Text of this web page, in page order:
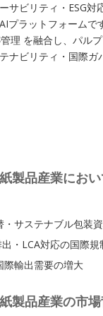
サビリティ・ESG対
プラットフォームで
理 を融合し、パル
ナビリティ・国際ガ
製品産業にお
・サステナブル包装
・LCA対応の国際規
際輸出需要の増大
製品産業の市